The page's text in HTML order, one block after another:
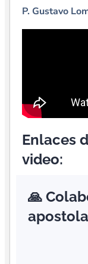
P. Gustavo
Enlaces
video:
🙏